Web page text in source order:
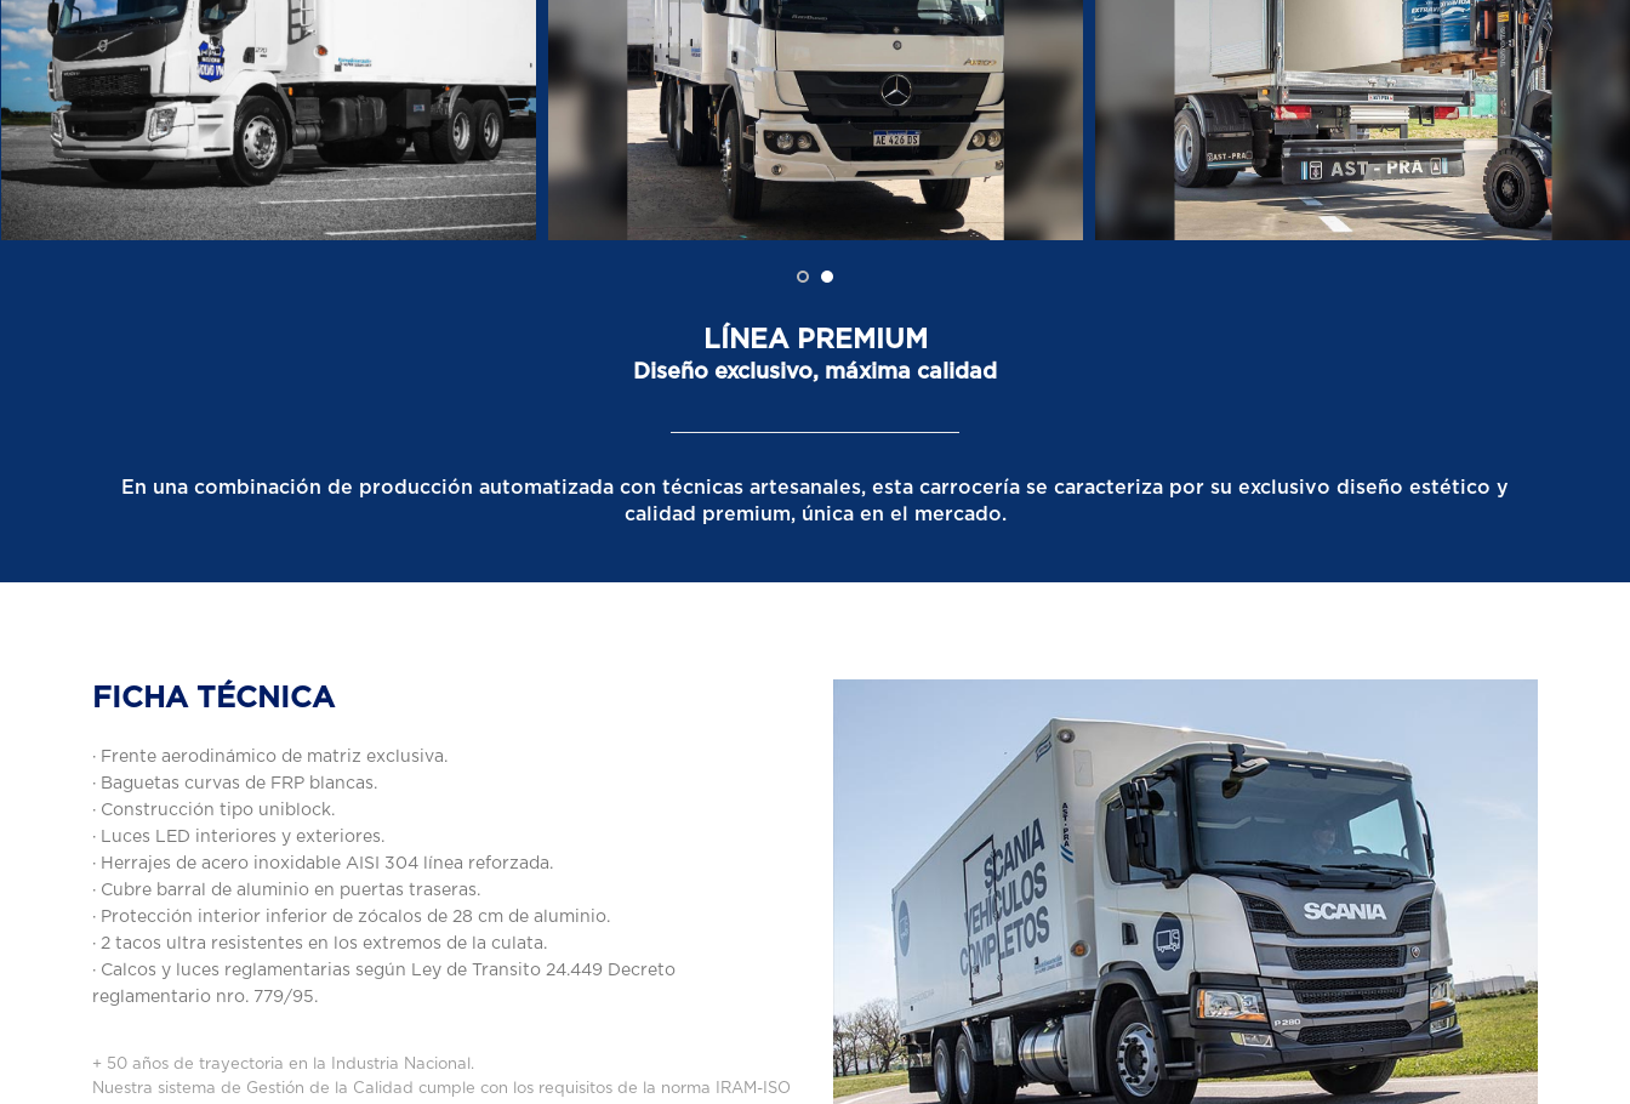
LÍNEA PREMIUM
Diseño exclusivo, máxima calidad
En una combinación de producción automatizada con técnicas artesanales, esta carrocería se caracteriza por su exclusivo diseño estético y
calidad premium, única en el mercado.
FICHA TÉCNICA
· Frente aerodinámico de matriz exclusiva.
· Baguetas curvas de FRP blancas.
· Construcción tipo uniblock.
· Luces LED interiores y exteriores.
· Herrajes de acero inoxidable AISI 304 línea reforzada.
· Cubre barral de aluminio en puertas traseras.
· Protección interior inferior de zócalos de 28 cm de aluminio.
· 2 tacos ultra resistentes en los extremos de la culata.
· Calcos y luces reglamentarias según Ley de Transito 24.449 Decreto
reglamentario nro. 779/95.
+ 50 años de trayectoria en la Industria Nacional.
Nuestra sistema de Gestión de la Calidad cumple con los requisitos de la norma IRAM-ISO